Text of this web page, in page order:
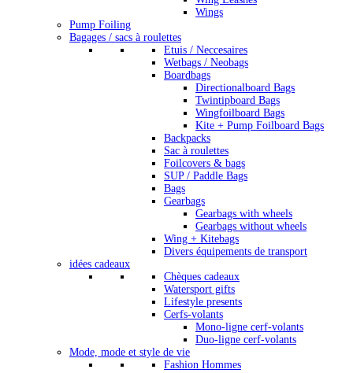
Wings
Pump Foiling
Bagages / sacs à roulettes
Etuis / Neccesaires
Wetbags / Neobags
Boardbags
Directionalboard Bags
Twintipboard Bags
Wingfoilboard Bags
Kite + Pump Foilboard Bags
Backpacks
Sac à roulettes
Foilcovers & bags
SUP / Paddle Bags
Bags
Gearbags
Gearbags with wheels
Gearbags without wheels
Wing + Kitebags
Divers équipements de transport
idées cadeaux
Chèques cadeaux
Watersport gifts
Lifestyle presents
Cerfs-volants
Mono-ligne cerf-volants
Duo-ligne cerf-volants
Mode, mode et style de vie
Fashion Hommes